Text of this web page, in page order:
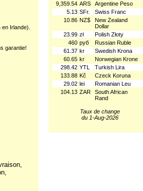
Irlande).
garantie!
9,359.54 ARS
Argentine Peso
5.13 SFr.
Swiss Franc
10.86 NZ$
New Zealand
Dollar
23.99 zł
Polish Złoty
460 руб
Russian Ruble
61.37 kr
Swedish Krona
60.65 kr
Norwegian Krone
298.42 YTL
Turkish Lira
133.88 Kč
Czeck Koruna
29.02 lei
Romanian Leu
104.13 ZAR
South African
Rand
Taux de change
du 1-Aug-2026